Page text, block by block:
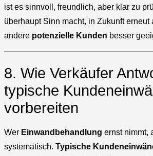
ist es sinnvoll, freundlich, aber klar zu
überhaupt Sinn macht, in Zukunft erneut
andere potenzielle Kunden besser
8. Wie Verkäufer
typische
vorbereiten
Wer Einwandbehandlung ernst nimmt,
systematisch. Typische